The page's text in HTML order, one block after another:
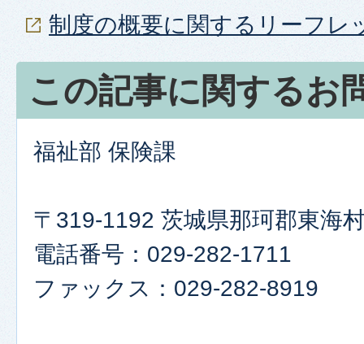
制度の概要に関するリーフレ
この記事に関するお
福祉部 保険課
〒319-1192 茨城県那珂郡東海
電話番号：029-282-1711
ファックス：029-282-8919